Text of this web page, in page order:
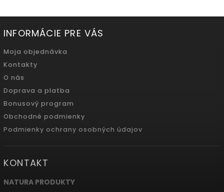
INFORMÁCIE PRE VÁS
Moja objednávka
Kontakty
O nás
Doprava a platba
Bonusový program
Obchodné podmienky
Podmienky ochrany osobných údajov
KONTAKT
NATURA PRODUKTY